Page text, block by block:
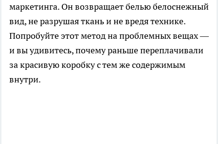
маркетинга. Он возвращает белью белоснежный
вид, не разрушая ткань и не вредя технике.
Попробуйте этот метод на проблемных вещах —
и вы удивитесь, почему раньше переплачивали
за красивую коробку с тем же содержимым
внутри.